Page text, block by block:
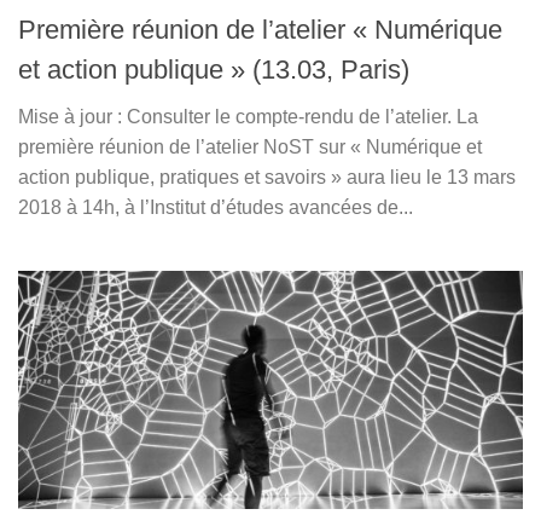
Première réunion de l’atelier « Numérique
et action publique » (13.03, Paris)
Mise à jour : Consulter le compte-rendu de l’atelier. La
première réunion de l’atelier NoST sur « Numérique et
action publique, pratiques et savoirs » aura lieu le 13 mars
2018 à 14h, à l’Institut d’études avancées de...